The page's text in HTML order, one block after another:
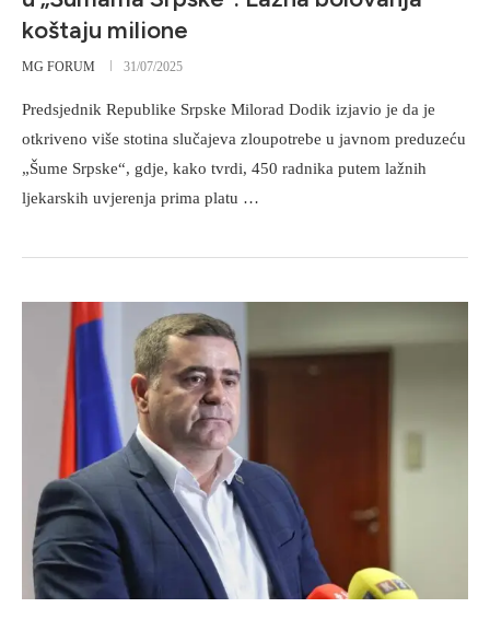
koštaju milione
MG FORUM 31/07/2025
Predsjednik Republike Srpske Milorad Dodik izjavio je da je
otkriveno više stotina slučajeva zloupotrebe u javnom preduzeću
„Šume Srpske“, gdje, kako tvrdi, 450 radnika putem lažnih
ljekarskih uvjerenja prima platu …